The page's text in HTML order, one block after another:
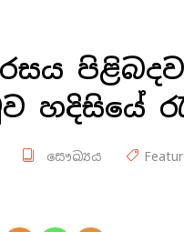
පිළිබදව
හදිසියේ
සෞඛ්‍යය